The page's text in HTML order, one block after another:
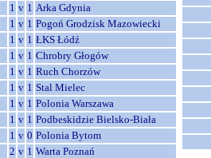
1 v 1 Arka Gdynia
1 v 1 Pogoń Grodzisk Mazowiecki
1 v 1 ŁKS Łódź
1 v 1 Chrobry Głogów
1 v 1 Ruch Chorzów
1 v 1 Stal Mielec
1 v 1 Polonia Warszawa
1 v 1 Podbeskidzie Bielsko-Biała
1 v 0 Polonia Bytom
2 v 1 Warta Poznań